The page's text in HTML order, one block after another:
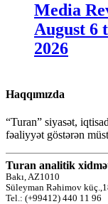
Media
August 6
2026
Haqqımızda
“Turan” siyasət,
fəaliyyət göstərən
Turan analitik
Bakı, AZ1010
Süleyman Rəhimov
Tel.: (+99412) 440 11 96